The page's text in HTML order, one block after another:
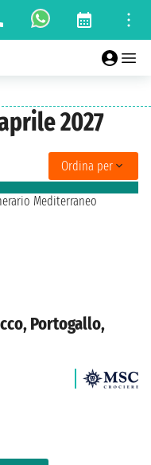
2027
Ordina per
Portogallo,